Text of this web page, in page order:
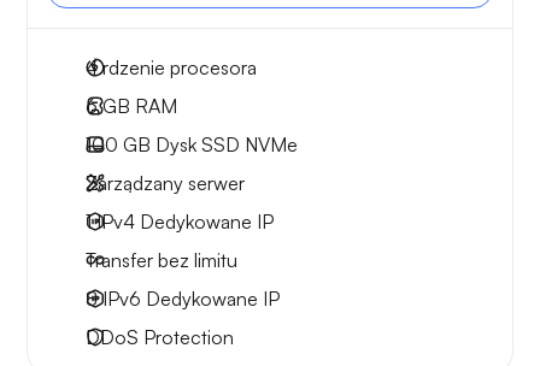
4rdzenie procesora
6 GB RAM
100 GB Dysk SSD NVMe
Zarządzany serwer
1 IPv4 Dedykowane IP
Transfer bez limitu
8 IPv6 Dedykowane IP
DDoS Protection